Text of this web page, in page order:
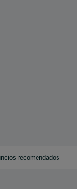
recomendados